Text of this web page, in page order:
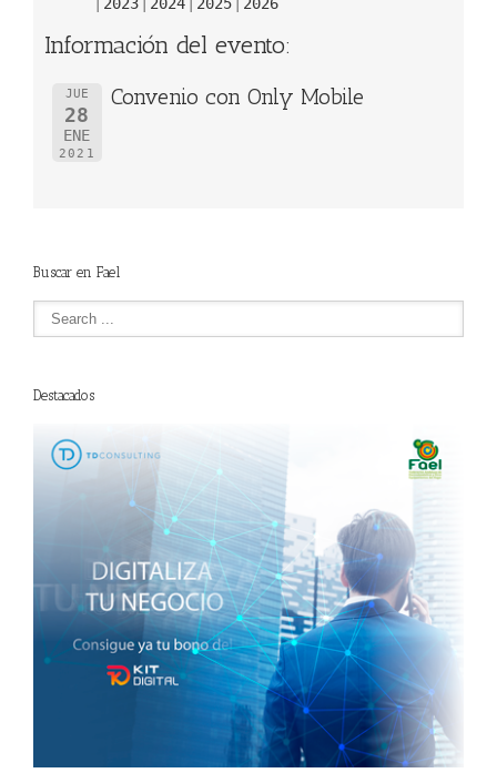
2023 2024 2025 2026
Información del evento:
JUE
28
ENE
2021
Convenio con Only Mobile
Buscar en Fael
Destacados